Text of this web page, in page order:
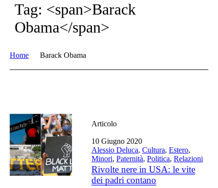
Tag: <span>Barack
Obama</span>
Home Barack Obama
Articolo
10 Giugno 2020
Alessio Deluca,Cultura,Estero,
Minori,Paternità,Politica,Relazioni
Rivolte nere in USA: le vite
dei padri contano